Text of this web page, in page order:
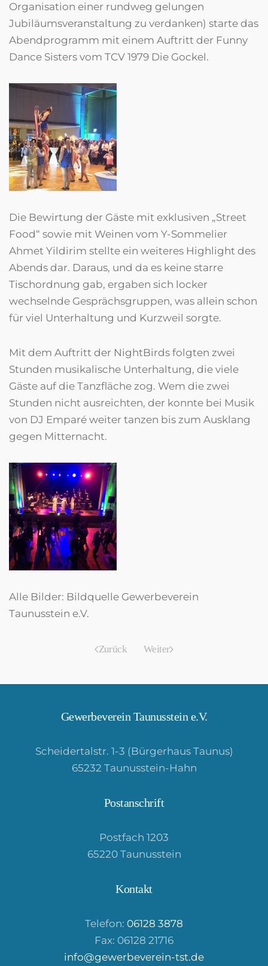
Organisation einer rundweg gelungen
Jubiläumsveranstaltung zu verdanken) starte das
Abendprogramm mit einem Auftritt der Funny
Dance Sisters vom TCV 1979 Die Gockel.
Die Bewirtung der Gäste mit exklusiven „Street
Food“ sowie mit Weinen vom Y-Sommelier
Ahmet Yildirim stellte ein weiteres Highlight des
Abends dar. Daraus, und da es keine starre
Tischordnung gab, ergaben sich locker
wechselnde Gesprächsgruppen, was allein schon
für viel Unterhaltung und Kurzweil sorgte.
Mit dem Auftritt der NightBirds folgten zwei
Stunden musikalische Unterhaltung, die viele
Gäste auf die Tanzfläche zog. Wem die zwei
Stunden nicht ausreichten, der konnte bei Musik
von DJ Emparé weiter tanzen bis zum Ausklang
gegen Mitternacht.
Alle Bilder: Bildquelle Gewerbeverein
Taunusstein e.V.
Zurück Weiter
Gewerbeverein Taunusstein e.V.
Scheidertalstr. 1-3 (Bürgerhaus Taunus)
65232 Taunusstein-Hahn
Postanschrift
Postfach 1203
65220 Taunusstein
Kontakt
Telefon: 06128 3878
Fax: 06128 21716
info@gewerbeverein-tst.de